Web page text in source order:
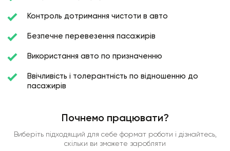
Контроль дотримання чистоти в авто
Безпечне перевезення пасажирів
Використання авто по призначенню
Ввічливість і толерантність по відношенню до
пасажирів
Почнемо працювати?
Виберіть підходящий для себе формат роботи і дізнайтесь,
скільки ви зможете заробляти